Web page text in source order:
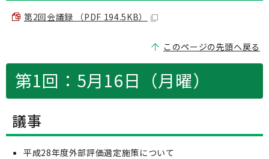
第2回会議録 （PDF 194.5KB）
このページの先頭へ戻る
第1回：5月16日（月曜）
議事
平成28年度外部評価選定施策について